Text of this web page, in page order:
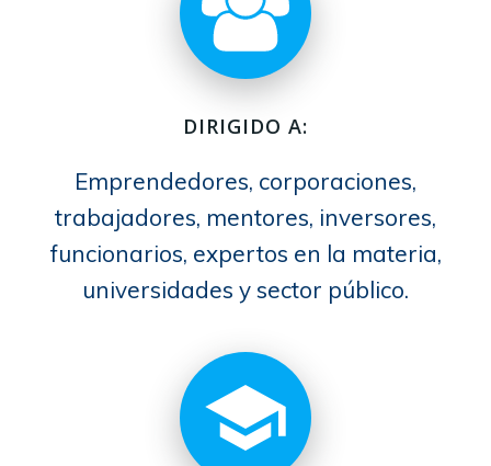
DIRIGIDO A:
Emprendedores, corporaciones,
trabajadores, mentores, inversores,
funcionarios, expertos en la materia,
universidades y sector público.